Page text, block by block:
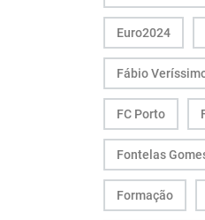
Euro2024
Fábio
FC Porto
Fontelas
Formação